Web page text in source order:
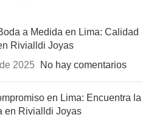
a Medida en Lima: Calidad
Rivialldi Joyas
2025
No hay comentarios
en Lima: Encuentra la
en Rivialldi Joyas